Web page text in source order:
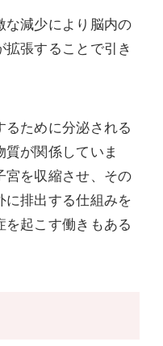
な減少により脳内の
張することで引き
るために分泌される
が関係していま
宮を収縮させ、その
に排出する仕組みを
起こす働きもある